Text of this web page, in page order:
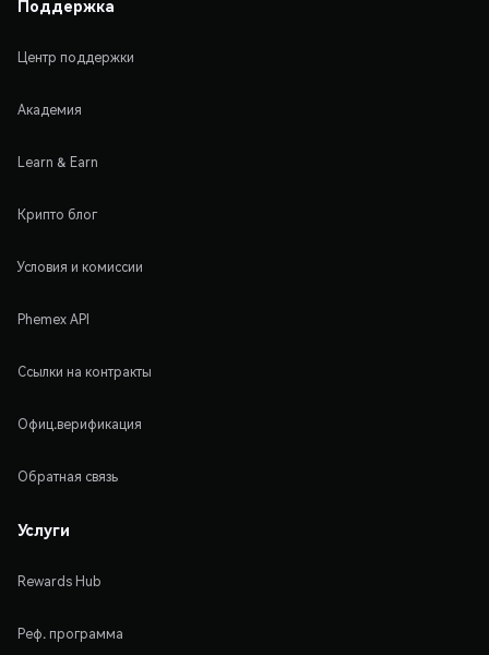
Поддержка
Центр поддержки
Академия
Learn & Earn
Крипто блог
Условия и комиссии
Phemex API
Ссылки на контракты
Офиц.верификация
Обратная связь
Услуги
Rewards Hub
Реф. программа